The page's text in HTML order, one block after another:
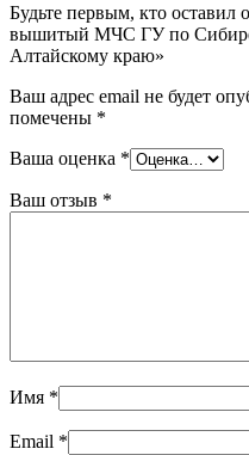
Будьте первым, кто
вышитый МЧС ГУ по
Алтайскому краю»
Ваш адрес email не будет
помечены *
Ваша оценка *
Ваш отзыв *
Имя *
Email *